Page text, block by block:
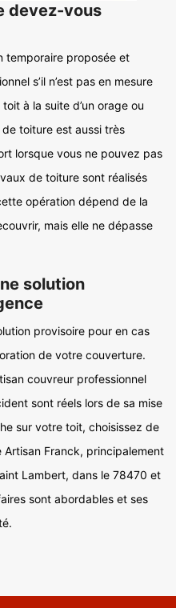
devez-vous
temporaire proposée et
s’il n’est pas en mesure
à la suite d’un orage ou
de toiture est aussi très
lorsque vous ne pouvez pas
de toiture sont réalisés
opération dépend de la
mais elle ne dépasse
solution
provisoire pour en cas
de votre couverture.
couvreur professionnel
sont réels lors de sa mise
sur votre toit, choisissez de
Franck, principalement
Lambert, dans le 78470 et
sont abordables et ses